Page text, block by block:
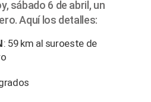
sábado 6 de abril, un
Aquí los detalles:
: 59 km al suroeste de